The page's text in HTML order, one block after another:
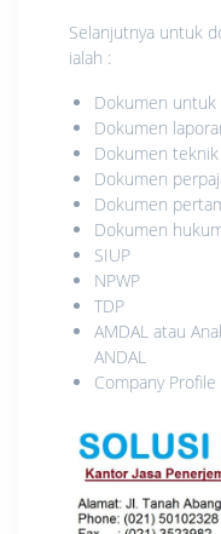
Selanjutnya untuk
ialah :
Dokumen untuk
Dokumen
Dokumen teknik
Dokumen
Dokumen
Dokumen
SIUP
NPWP
TDP
AMDAL atau
ANDAL
Company Profile